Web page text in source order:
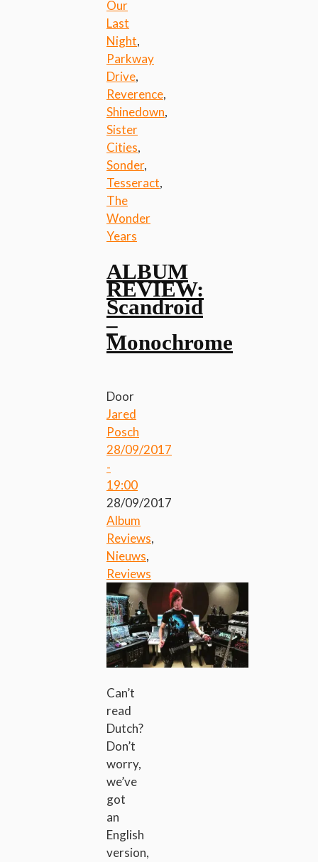
Our
Last
Night,
Parkway
Drive,
Reverence,
Shinedown,
Sister
Cities,
Sonder,
Tesseract,
The
Wonder
Years
ALBUM
REVIEW:
Scandroid
–
Monochrome
Door
Jared
Posch
28/09/2017
-
19:00
28/09/2017
Album
Reviews,
Nieuws,
Reviews
Can’t
read
Dutch?
Don’t
worry,
we’ve
got
an
English
version,